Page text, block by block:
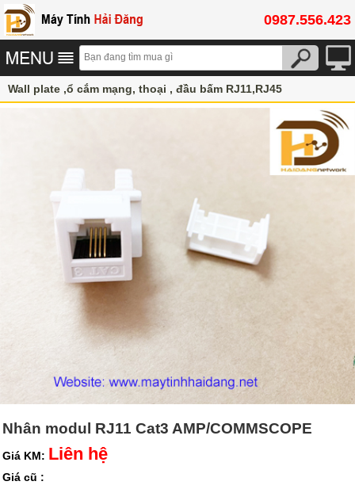
0987.556.423
Wall plate ,ổ cắm mạng, thoại , đầu bấm RJ11,RJ45
Nhân modul RJ11 Cat3 AMP/COMMSCOPE
Giá KM: Liên hệ
Giá cũ :